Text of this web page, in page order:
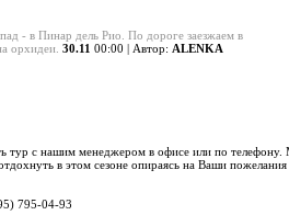
- в Пинар дель Рио. По дороге заезжаем в
орхидеи. 30.11 00:00 | Автор: ALENKA
тур с нашим менеджером в офисе или по
в этом сезоне опираясь на Ваши
795-04-93